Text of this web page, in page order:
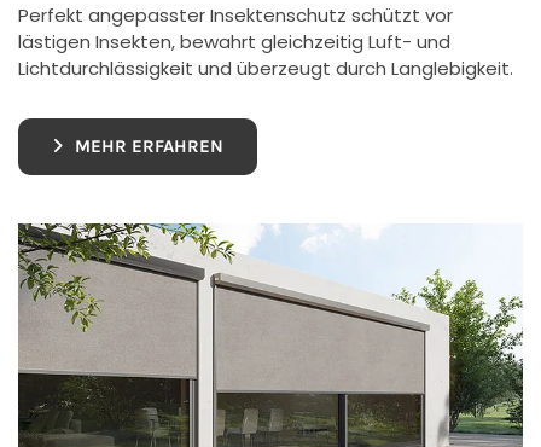
Perfekt angepasster Insektenschutz schützt vor
lästigen Insekten, bewahrt gleichzeitig Luft- und
Lichtdurchlässigkeit und überzeugt durch Langlebigkeit.
MEHR ERFAHREN